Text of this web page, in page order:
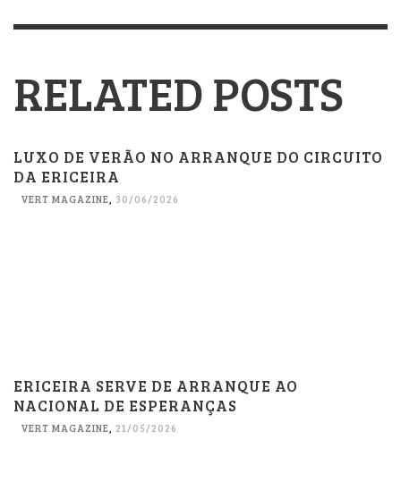
RELATED POSTS
LUXO DE VERÃO NO ARRANQUE DO CIRCUITO
DA ERICEIRA
VERT MAGAZINE 30/06/2026
ERICEIRA SERVE DE ARRANQUE AO
NACIONAL DE ESPERANÇAS
VERT MAGAZINE, 21/05/2026